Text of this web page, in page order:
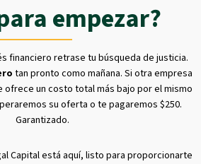
empezar?
financiero retrase tu búsqueda de justicia.
tan pronto como mañana. Si otra empresa
ofrece un costo total más bajo por el mismo
su oferta o te pagaremos $250.
Garantizado.
Capital está aquí, listo para proporcionarte